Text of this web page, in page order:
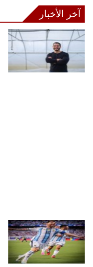
آخر الأخبار